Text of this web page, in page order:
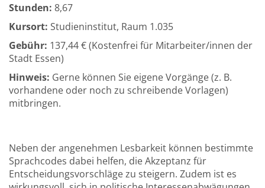
Stunden: 8,67
Kursort: Studieninstitut, Raum 1.035
Gebühr: 137,44 € (Kostenfrei für Mitarbeiter/innen der
Stadt Essen)
Hinweis: Gerne können Sie eigene Vorgänge (z. B.
vorhandene oder noch zu schreibende Vorlagen)
mitbringen.
Neben der angenehmen Lesbarkeit können bestimmte
Sprachcodes dabei helfen, die Akzeptanz für
Entscheidungsvorschläge zu steigern. Zudem ist es